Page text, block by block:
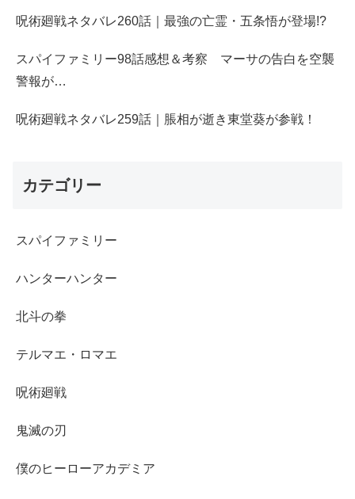
呪術廻戦ネタバレ260話｜最強の亡霊・五条悟が登場!?
スパイファミリー98話感想＆考察 マーサの告白を空襲
警報が…
呪術廻戦ネタバレ259話｜脹相が逝き東堂葵が参戦！
カテゴリー
スパイファミリー
ハンターハンター
北斗の拳
テルマエ・ロマエ
呪術廻戦
鬼滅の刃
僕のヒーローアカデミア